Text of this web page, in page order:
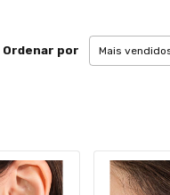
Ordenar por